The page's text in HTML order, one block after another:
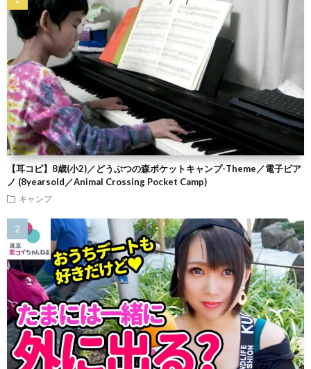
【耳コピ】8歳(小2)／どうぶつの森ポケットキャンプ-Theme／電子ピア
ノ (8yearsold／Animal Crossing Pocket Camp)
キャンプ